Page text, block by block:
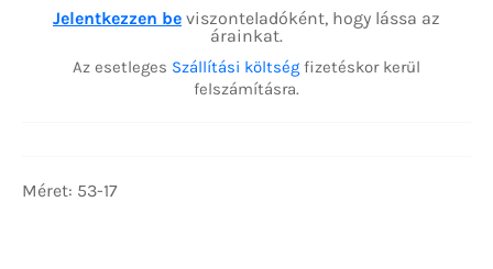
Jelentkezzen be viszonteladóként, hogy lássa az
árainkat.
Az esetleges Szállítási költség fizetéskor kerül
felszámításra.
Méret: 53-17